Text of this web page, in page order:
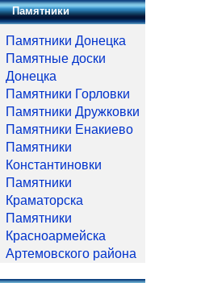
Памятники
Памятники Донецка
Памятные доски
Донецка
Памятники Горловки
Памятники Дружковки
Памятники Енакиево
Памятники
Константиновки
Памятники
Краматорска
Памятники
Красноармейска
Артемовского района